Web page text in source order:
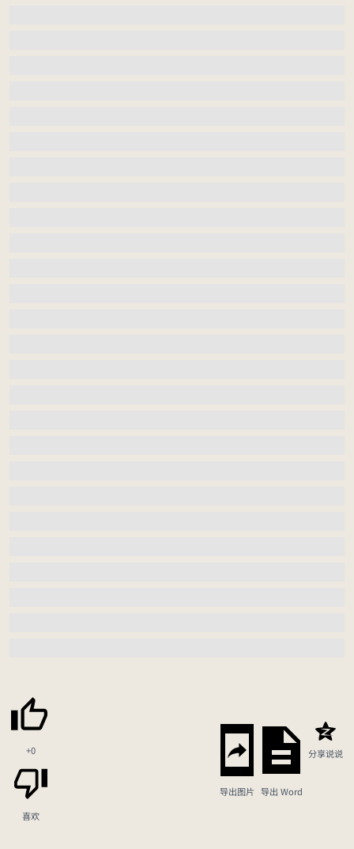
+0
喜欢
导出图片 导出 Word
分享说说